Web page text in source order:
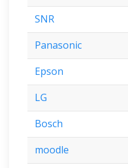
SNR
Panasonic
Epson
LG
Bosch
moodle